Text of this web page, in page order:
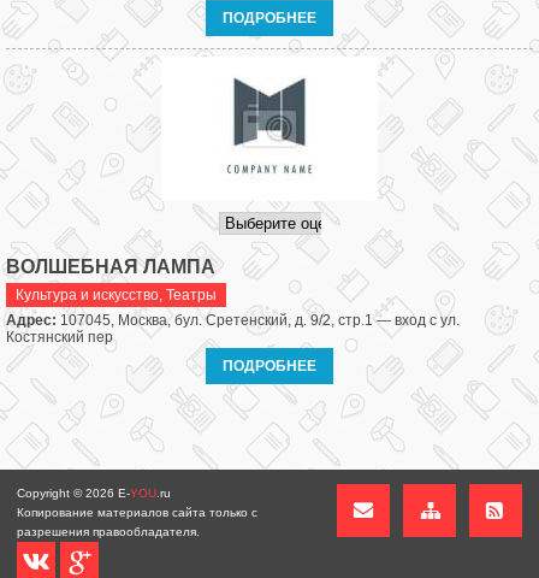
ПОДРОБНЕЕ
ВОЛШЕБНАЯ ЛАМПА
Культура и искусство, Театры
Адрес: 107045, Москва, бул. Сретенский, д. 9/2, стр.1 — вход с ул.
Костянский пер
ПОДРОБНЕЕ
Copyright © 2026 E-YOU .ru
Копирование материалов сайта только с
разрешения правообладателя.